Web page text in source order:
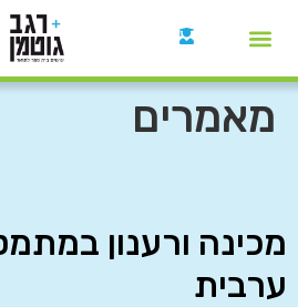
מאמרים
מכינה ורענון
ערבית